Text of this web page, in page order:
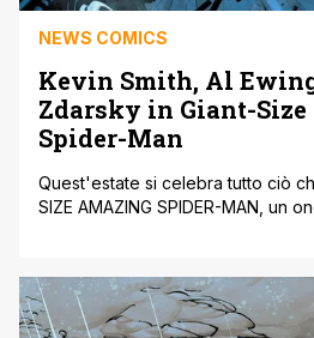
NEWS COMICS
Kevin Smith, Al
Zdarsky in Giant-
Spider-Man
Quest'estate si celebra tutto ciò
SIZE AMAZING SPIDER-MAN, un
per i fan che per i nuovi lettori,
raccolta di storie inedite racchiude
narrazione Marvel, [']